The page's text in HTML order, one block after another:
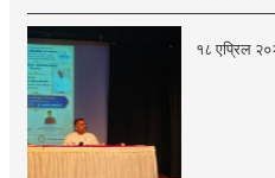
१८ एप्रिल